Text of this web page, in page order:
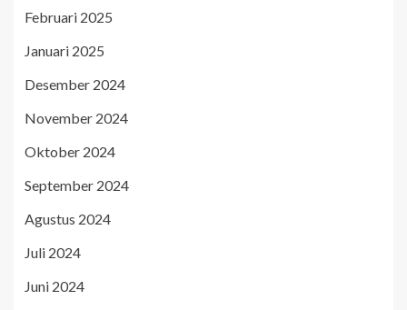
Februari 2025
Januari 2025
Desember 2024
November 2024
Oktober 2024
September 2024
Agustus 2024
Juli 2024
Juni 2024